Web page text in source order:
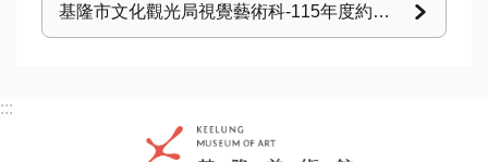
基隆市文化觀光局視覺藝術科-115年度約用人員甄選
:::